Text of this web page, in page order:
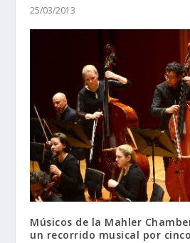
25/03/2013
Músicos de la Mahler
un recorrido musical por